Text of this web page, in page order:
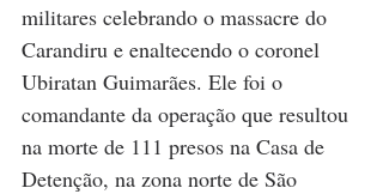
militares celebrando o massacre do
Carandiru e enaltecendo o coronel
Ubiratan Guimarães. Ele foi o
comandante da operação que resultou
na morte de 111 presos na Casa de
Detenção, na zona norte de São